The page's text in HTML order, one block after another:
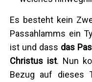
Es besteht kein
Passahlamms ein
ist und dass das
Christus ist. Nun
Bezug auf dieses